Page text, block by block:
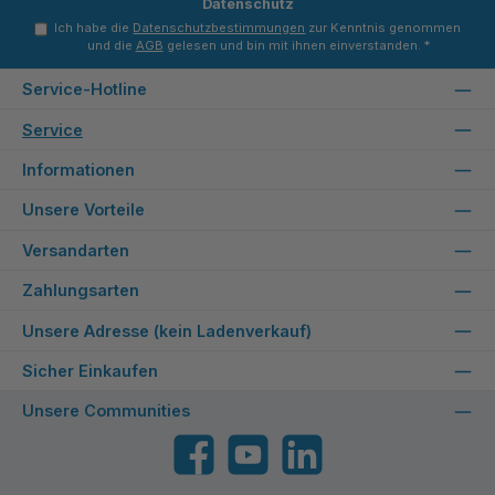
Datenschutz
Ich habe die Datenschutzbestimmungen zur Kenntnis genommen
und die AGB gelesen und bin mit ihnen einverstanden. *
Service-Hotline
Service
Informationen
Unsere Vorteile
Versandarten
Zahlungsarten
Unsere Adresse (kein Ladenverkauf)
Sicher Einkaufen
Unsere Communities
FacebookYouTube